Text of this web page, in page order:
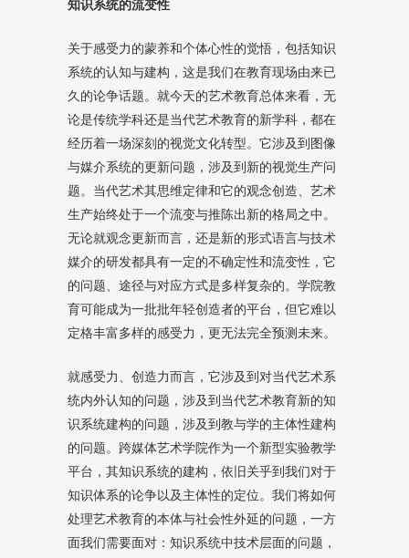
知识系统的流变性
关于感受力的蒙养和个体心性的觉悟，包括知识
系统的认知与建构，这是我们在教育现场由来已
久的论争话题。就今天的艺术教育总体来看，无
论是传统学科还是当代艺术教育的新学科，都在
经历着一场深刻的视觉文化转型。它涉及到图像
与媒介系统的更新问题，涉及到新的视觉生产问
题。当代艺术其思维定律和它的观念创造、艺术
生产始终处于一个流变与推陈出新的格局之中。
无论就观念更新而言，还是新的形式语言与技术
媒介的研发都具有一定的不确定性和流变性，它
的问题、途径与对应方式是多样复杂的。学院教
育可能成为一批批年轻创造者的平台，但它难以
定格丰富多样的感受力，更无法完全预测未来。
就感受力、创造力而言，它涉及到对当代艺术系
统内外认知的问题，涉及到当代艺术教育新的知
识系统建构的问题，涉及到教与学的主体性建构
的问题。跨媒体艺术学院作为一个新型实验教学
平台，其知识系统的建构，依旧关乎到我们对于
知识体系的论争以及主体性的定位。我们将如何
处理艺术教育的本体与社会性外延的问题，一方
面我们需要面对：知识系统中技术层面的问题，